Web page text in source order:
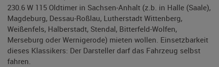
230.6 W 115 Oldtimer in Sachsen-Anhalt (z.b. in Halle (Saale),
Magdeburg, Dessau-Roßlau, Lutherstadt Wittenberg,
Weißenfels, Halberstadt, Stendal, Bitterfeld-Wolfen,
Merseburg oder Wernigerode) mieten wollen. Einsetzbarkeit
dieses Klassikers: Der Darsteller darf das Fahrzeug selbst
fahren.